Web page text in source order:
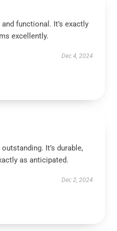
functional. It’s exactly
excellently.
Dec 4, 2024
It’s durable,
as anticipated.
Dec 2, 2024